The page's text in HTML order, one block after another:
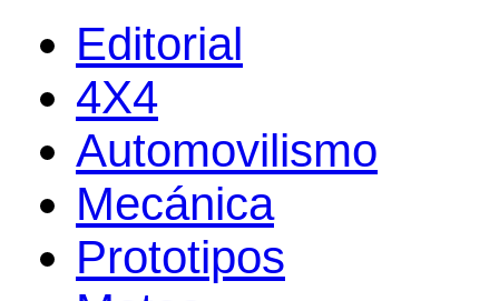
Editorial
4X4
Automovilismo
Mecánica
Prototipos